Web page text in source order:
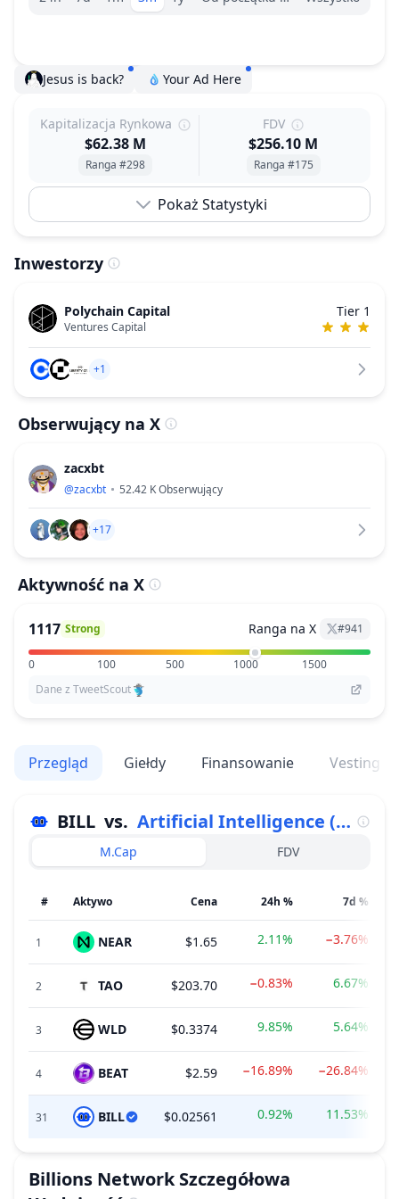
Jesus is back? Your Ad Here
Kapitalizacja Rynkowa
$62.38 M
Ranga #298
FDV
$256.10 M
Ranga #175
Pokaż Statystyki
Inwestorzy
Polychain Capital
Ventures Capital
Tier 1
+1
Obserwujący na X
zacxbt
@zacxbt 52.42 KObserwujący
+17
Aktywność na X
1117 Strong Ranga na X #941
0 100 500 1000
1500
Dane z TweetScout
Przegląd Giełdy Finansowanie Vesting
BILL vs. Artificial Intelligence (AI)
M.Cap FDV
# Aktywo Cena 24h % 7d %
1 NEAR $1.65 2.11% −3.76%
2 TAO $203.70 −0.83% 6.67%
3 WLD $0.3374 9.85% 5.64%
4 BEAT $2.59 −16.89% −26.84%
31 BILL $0.02561 0.92% 11.53%
Billions Network Szczegółowa